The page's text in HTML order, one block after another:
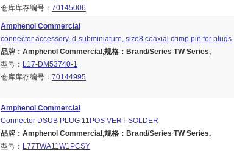
仓库库存编号： 70145006
Amphenol Commercial
connector accessory, d-subminiature, size8 coaxial crimp pin for plugs.
品牌：Amphenol Commercial,规格：Brand/Series TW Series,
型号： L17-DM53740-1
仓库库存编号： 70144995
Amphenol Commercial
Connector DSUB PLUG 11POS VERT SOLDER
品牌：Amphenol Commercial,规格：Brand/Series TW Series,
型号： L77TWA11W1PCSY